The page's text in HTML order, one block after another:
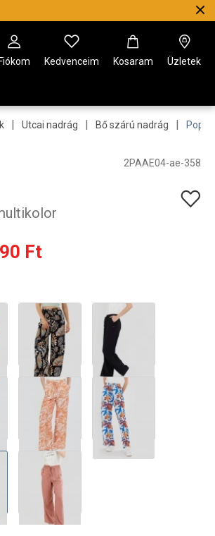
Fiókom Kedvenceim Kosaram Üzletek
| Utcai nadrág | Bő szárú nadrág |
2PAAE04-ae-358
Ft